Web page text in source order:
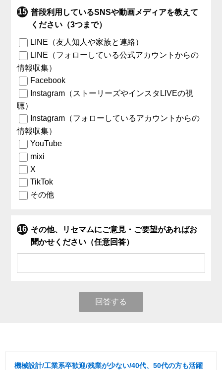
普段利用しているSNSや動画メディアを教えて
ください（3つまで）
LINE（友人知人や家族と連絡）
LINE（フォローしている公式アカウントからの
情報収集）
Facebook
Instagram（ストーリーズやインスタLIVEの視
聴）
Instagram（フォローしているアカウントからの
情報収集）
YouTube
mixi
X
TikTok
その他
その他、リセマムにご意見・ご要望があればお
聞かせください（任意回答）
回答する
機械設計/工業系卒歓迎/残業が少ない/40代、50代の方も活躍